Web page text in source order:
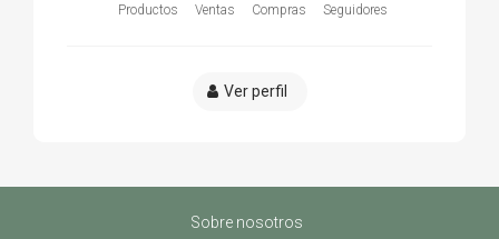
Productos Ventas Compras Seguidores
Ver perfil
Sobre nosotros